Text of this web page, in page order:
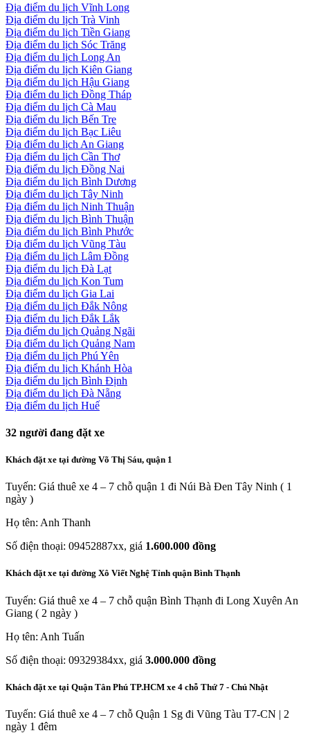
Địa điểm du lịch Vĩnh Long
Địa điểm du lịch Trà Vinh
Địa điểm du lịch Tiền Giang
Địa điểm du lịch Sóc Trăng
Địa điểm du lịch Long An
Địa điểm du lịch Kiên Giang
Địa điểm du lịch Hậu Giang
Địa điểm du lịch Đồng Tháp
Địa điểm du lịch Cà Mau
Địa điểm du lịch Bến Tre
Địa điểm du lịch Bạc Liêu
Địa điểm du lịch An Giang
Địa điểm du lịch Cần Thơ
Địa điểm du lịch Đồng Nai
Địa điểm du lịch Bình Dương
Địa điểm du lịch Tây Ninh
Địa điểm du lịch Ninh Thuận
Địa điểm du lịch Bình Thuận
Địa điểm du lịch Bình Phước
Địa điểm du lịch Vũng Tàu
Địa điểm du lịch Lâm Đồng
Địa điểm du lịch Đà Lạt
Địa điểm du lịch Kon Tum
Địa điểm du lịch Gia Lai
Địa điểm du lịch Đắk Nông
Địa điểm du lịch Đắk Lắk
Địa điểm du lịch Quảng Ngãi
Địa điểm du lịch Quảng Nam
Địa điểm du lịch Phú Yên
Địa điểm du lịch Khánh Hòa
Địa điểm du lịch Bình Định
Địa điểm du lịch Đà Nẵng
Địa điểm du lịch Huế
32 người đang đặt xe
Khách đặt xe tại đường Võ Thị Sáu, quận 1
Tuyến: Giá thuê xe 4 – 7 chỗ quận 1 đi Núi Bà Đen Tây Ninh ( 1
ngày )
Họ tên: Anh Thanh
Số điện thoại: 09452887xx, giá 1.600.000 đồng
Khách đặt xe tại đường Xô Viết Nghệ Tỉnh quận Bình Thạnh
Tuyến: Giá thuê xe 4 – 7 chỗ quận Bình Thạnh đi Long Xuyên An
Giang ( 2 ngày )
Họ tên: Anh Tuấn
Số điện thoại: 09329384xx, giá 3.000.000 đồng
Khách đặt xe tại Quận Tân Phú TP.HCM xe 4 chỗ Thứ 7 - Chủ Nhật
Tuyến: Giá thuê xe 4 – 7 chỗ Quận 1 Sg đi Vũng Tàu T7-CN | 2
ngày 1 đêm